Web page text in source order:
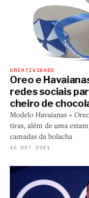
CRIATIVIDADE
Oreo e
redes sociais
cheiro de
Modelo Havaianas +
tiras, além de uma
camadas da bolacha
10 SET 2021